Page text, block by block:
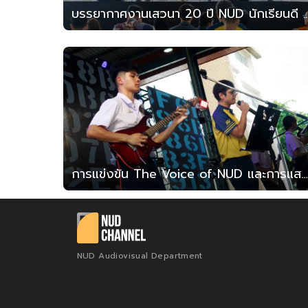
บรรยากาศงานเสวนา
การแข่งขัน The Voice of NUD และการแสดงดนตรีพิธีปิด
NUD Audiovisual Department